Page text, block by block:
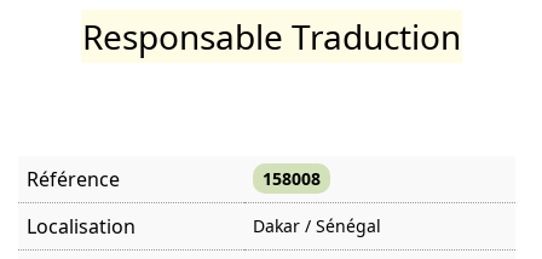
Responsable Traduction
Référence 158008
Localisation Dakar / Sénégal